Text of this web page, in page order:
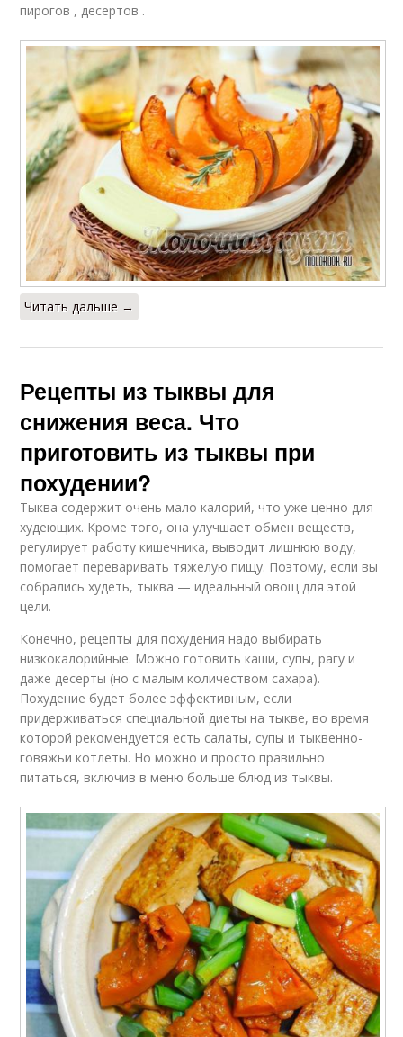
пирогов , десертов .
Читать дальше →
Рецепты из тыквы для
снижения веса. Что
приготовить из тыквы при
похудении?
Тыква содержит очень мало калорий, что уже ценно для
худеющих. Кроме того, она улучшает обмен веществ,
регулирует работу кишечника, выводит лишнюю воду,
помогает переваривать тяжелую пищу. Поэтому, если вы
собрались худеть, тыква — идеальный овощ для этой
цели.
Конечно, рецепты для похудения надо выбирать
низкокалорийные. Можно готовить каши, супы, рагу и
даже десерты (но с малым количеством сахара).
Похудение будет более эффективным, если
придерживаться специальной диеты на тыкве, во время
которой рекомендуется есть салаты, супы и тыквенно-
говяжьи котлеты. Но можно и просто правильно
питаться, включив в меню больше блюд из тыквы.